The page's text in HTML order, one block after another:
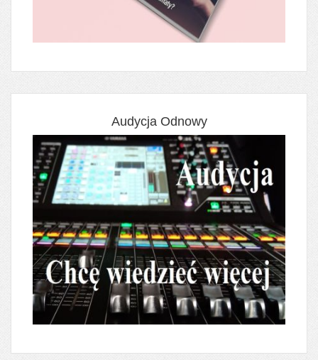
Audycja Odnowy